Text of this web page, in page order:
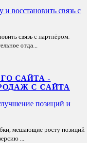
связь с партнёром.
отда...
САЙТА -
С САЙТА
мешающие росту позиций
...